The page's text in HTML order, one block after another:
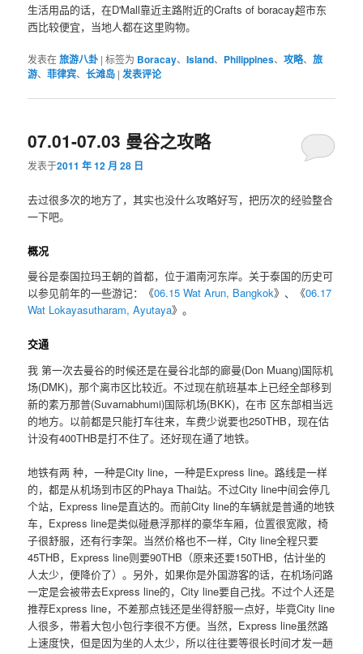
生活用品的话，在D'Mall靠近主路附近的Crafts of boracay超市东
西比较便宜，当地人都在这里购物。
发表在旅游八卦 |标签为 Boracay、Island、 Philippines、攻略、旅
游、菲律宾、长滩岛 |发表评论
07.01-07.03 曼谷之攻略
发表于2011 年 12 月 28 日
去过很多次的地方了，其实也没什么攻略好写，把历次的经验整合
一下吧。
概况
曼谷是泰国拉玛王朝的首都，位于湄南河东岸。关于泰国的历史可
以参见前年的一些游记：《06.15 Wat Arun, Bangkok》、《06.17
Wat Lokayasutharam, Ayutaya》。
交通
我 第一次去曼谷的时候还是在曼谷北部的廊曼(Don Muang)国际机
场(DMK)，那个离市区比较近。不过现在航班基本上已经全部移到
新的素万那普(Suvarnabhumi)国际机场(BKK)，在市 区东部相当远
的地方。以前都是只能打车往来，车费少说要也250THB，现在估
计没有400THB是打不住了。还好现在通了地铁。
地铁有两 种，一种是City line，一种是Express line。路线是一样
的，都是从机场到市区的Phaya Thai站。不过City line中间会停几
个站，Express line是直达的。而前City line的车辆就是普通的地铁
车，Express line是类似碰悬浮那样的豪华车厢，位置很宽敞，椅
子很舒服，还有行李架。当然价格也不一样，City line全程只要
45THB，Express line则要90THB（原来还要150THB，估计坐的
人太少，便降价了）。另外，如果你是外国游客的话，在机场问路
一定是会被带去Express line的，City line要自己找。不过个人还是
推荐Express line，不差那点钱还是坐得舒服一点好，毕竟City line
人很多，带着大包小包行李很不方便。当然，Express line虽然路
上速度快，但是因为坐的人太少，所以往往要等很长时间才发一趟